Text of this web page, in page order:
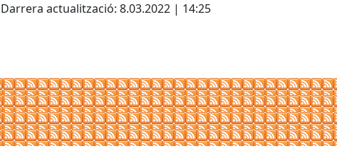
Darrera actualització: 8.03.2022 | 14:25